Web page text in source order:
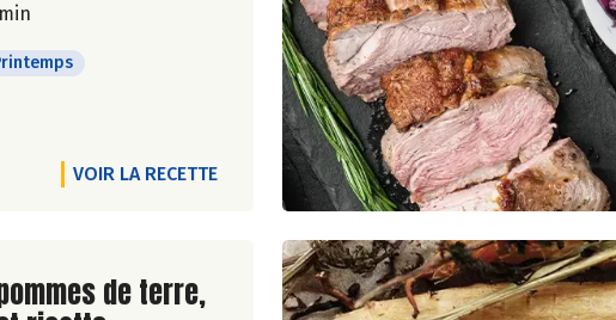
VOIR LA RECETTE
de la recette
de terre,